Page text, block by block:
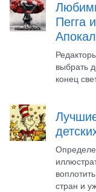
Пегга
выбрать
конец
стран и